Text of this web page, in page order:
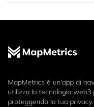
MapMetrics è un'app di
utilizza la tecnologia
proteggendo la tua privacy.